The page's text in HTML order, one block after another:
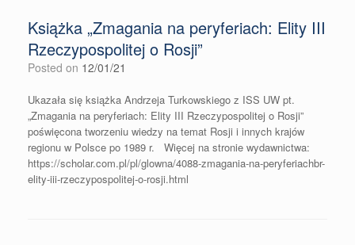
Książka „Zmagania na peryferiach: Elity III
Rzeczypospolitej o Rosji”
Posted on 12/01/21
Ukazała się książka Andrzeja Turkowskiego z ISS UW pt.
„Zmagania na peryferiach: Elity III Rzeczypospolitej o Rosji”
poświęcona tworzeniu wiedzy na temat Rosji i innych krajów
regionu w Polsce po 1989 r. Więcej na stronie wydawnictwa:
https://scholar.com.pl/pl/glowna/4088-zmagania-na-peryferiachbr-
elity-iii-rzeczypospolitej-o-rosji.html